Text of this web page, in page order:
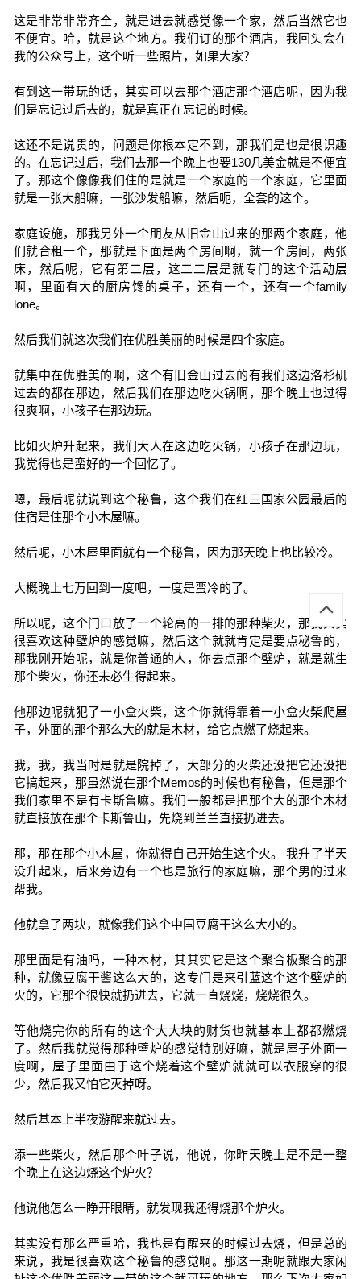
这是非常非常齐全，就是进去就感觉像一个家，然后当然它也
不便宜。哈，就是这个地方。我们订的那个酒店，我回头会在
我的公众号上，这个听一些照片，如果大家？
有到这一带玩的话，其实可以去那个酒店那个酒店呢，因为我
们是忘记过后去的，就是真正在忘记的时候。
这还不是说贵的，问题是你根本定不到，那我们是也是很识趣
的。在忘记过后，我们去那一个晚上也要130几美金就是不便宜
了。那这个像像我们住的是就是一个家庭的一个家庭，它里面
就是一张大船嘛，一张沙发船嘛，然后呃，全套的这个。
家庭设施，那我另外一个朋友从旧金山过来的那两个家庭，他
们就合租一个，那就是下面是两个房间啊，就一个房间，两张
床，然后呢，它有第二层，这二二层是就专门的这个活动层
啊，里面有大的厨房馋的桌子，还有一个，还有一个family
lone。
然后我们就这次我们在优胜美丽的时候是四个家庭。
就集中在优胜美的啊，这个有旧金山过去的有我们这边洛杉矶
过去的都在那边，然后我们在那边吃火锅啊，那个晚上也过得
很爽啊，小孩子在那边玩。
比如火炉升起来，我们大人在这边吃火锅，小孩子在那边玩，
我觉得也是蛮好的一个回忆了。
嗯，最后呢就说到这个秘鲁，这个我们在红三国家公园最后的
住宿是住那个小木屋嘛。
然后呢，小木屋里面就有一个秘鲁，因为那天晚上也比较冷。
大概晚上七万回到一度吧，一度是蛮冷的了。
所以呢，这个门口放了一个轮高的一排的那种柴火，那我其实
很喜欢这种壁炉的感觉嘛，然后这个就就肯定是要点秘鲁的，
那我刚开始呢，就是你普通的人，你去点那个壁炉，就是就生
那个柴火，你还未必生得起来。
他那边呢就犯了一小盒火柴，这个你就得靠着一小盒火柴爬屋
子，外面的那个那么大的就是木材，给它点燃了烧起来。
我，我，我当时是就是院掉了，大部分的火柴还没把它还没把
它搞起来，那虽然说在那个Memos的时候也有秘鲁，但是那个
我们家里不是有卡斯鲁嘛。我们一般都是把那个大的那个木材
就直接放在那个卡斯鲁山，先烧到兰兰直接扔进去。
那，那在那个小木屋，你就得自己开始生这个火。 我升了半天
没升起来，后来旁边有一个也是旅行的家庭嘛，那个男的过来
帮我。
他就拿了两块，就像我们这个中国豆腐干这么大小的。
那里面是有油吗，一种木材，其其实它是这个聚合板聚合的那
种，就像豆腐干酱这么大的，这专门是来引蓝这个这个壁炉的
火的，它那个很快就扔进去，它就一直烧烧，烧烧很久。
等他烧完你的所有的这个大大块的财货也就基本上都都燃烧
了。然后我就觉得那种壁炉的感觉特别好嘛，就是屋子外面一
度啊，屋子里面由于这个烧着这个壁炉就就可以衣服穿的很
少，然后我又怕它灭掉呀。
然后基本上半夜游醒来就过去。
添一些柴火，然后那个叶子说，他说，你昨天晚上是不是一整
个晚上在这边烧这个炉火？
他说他怎么一睁开眼睛，就发现我还得烧那个炉火。
其实没有那么严重哈，我也是有醒来的时候过去烧，但是总的
来说，我是很喜欢这个秘鲁的感觉啊。那这一期呢就跟大家闲